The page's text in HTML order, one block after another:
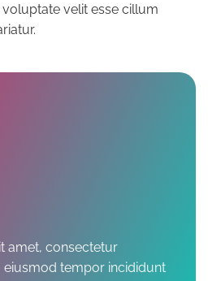
velit esse cillum
amet, consectetur
eiusmod tempor incididunt